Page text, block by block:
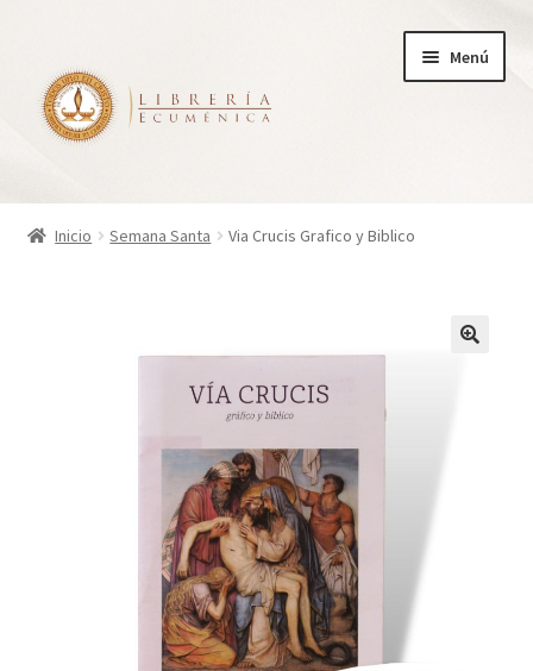
la
navegación
contenido
Menú
Inicio
Finalizar compra
¿Quienes somos?
Política de privacidad
Inicio Semana Santa Via Crucis Grafico y Biblico